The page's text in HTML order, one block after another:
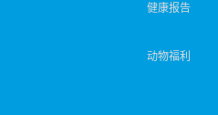
健康报告
动物福利